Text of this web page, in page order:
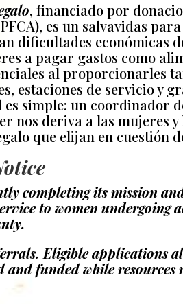
, financiado por
es un salvavidas
dificultades económicas
a pagar gastos como
al proporcionarles
estaciones de servicio y
simple: un coordinador
nos deriva a las mujeres y
que elijan en cuestión
completing its mission
to women undergoing
Eligible applications
and funded while resources